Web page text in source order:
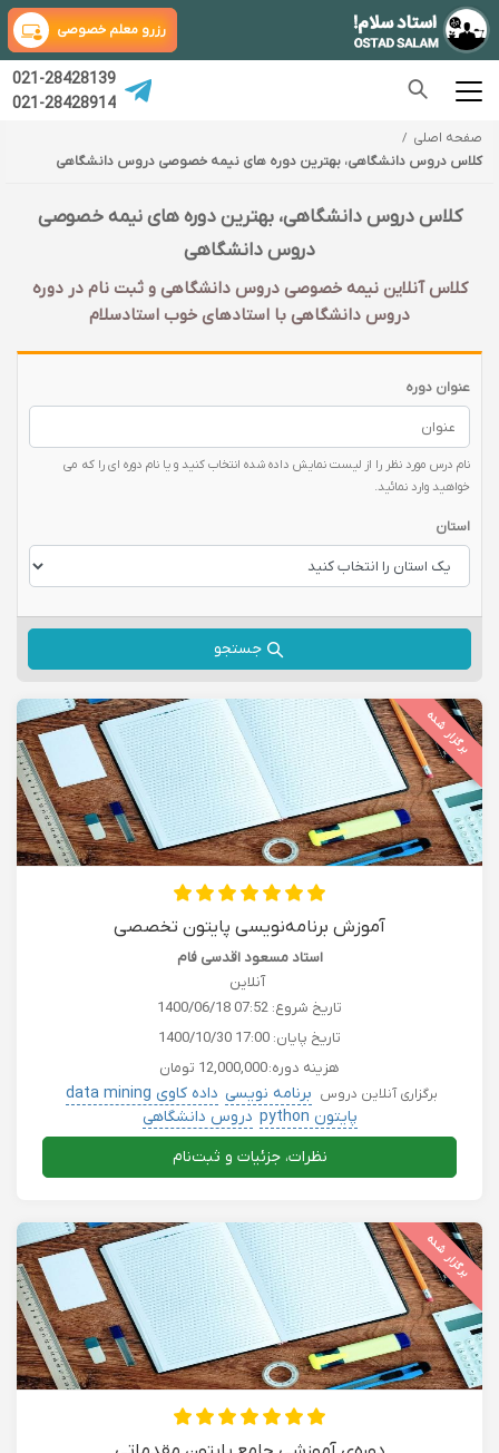
رزرو معلم خصوصی
021-28428139
021-28428914
صفحه اصلی
کلاس دروس دانشگاهی، بهترین دوره های نیمه خصوصی دروس دانشگاهی
کلاس دروس دانشگاهی، بهترین دوره های نیمه خصوصی
دروس دانشگاهی
کلاس آنلاین نیمه خصوصی دروس دانشگاهی و ثبت نام در دوره
دروس دانشگاهی با‌ استادهای خوب استادسلام
عنوان دوره
نام درس مورد نظر را از لیست نمایش داده شده انتخاب کنید و یا نام دوره ای را که می
خواهید وارد نمائید.
استان
جستجو
برگزار شده
آموزش برنامه‌نویسی پایتون تخصصی
استاد مسعود اقدسی فام
آنلاین
تاریخ شروع: 1400/06/18 07:52
تاریخ پایان: 1400/10/30 17:00
هزینه دوره:12,000,000 تومان
برگزاری آنلاین دروس برنامه نویسی داده کاوی data mining
پایتون python
دروس دانشگاهی
نظرات، جزئیات و ثبت‌نام
برگزار شده